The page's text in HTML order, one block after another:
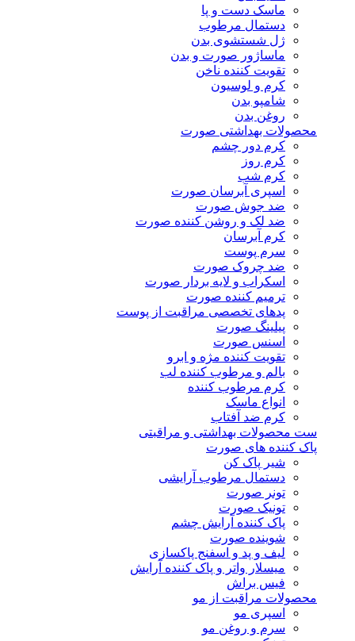
ماسک دست و پا
دستمال مرطوب
ژل شستشوی بدن
ماساژور صورت و بدن
تقویت کننده ناخن
کرم و لوسیون
شامپو بدن
روغن بدن
محصولات بهداشتی صورت
کرم دور چشم
کرم روز
کرم شب
اسپری آبرسان صورت
ضد جوش صورت
ضد لک و روشن کننده صورت
کرم آبرسان
سرم پوست
ضد چروک صورت
اسکراب و لایه بردار صورت
ترمیم کننده صورت
پدهای تخصصی مراقبت از پوست
پیلینگ صورت
اسنس صورت
تقویت کننده مژه و ابرو
بالم و مرطوب کننده لب
کرم مرطوب کننده
انواع ماسک
کرم ضد آفتاب
ست محصولات بهداشتی و مراقبتی
پاک کننده های صورت
شیر پاک کن
دستمال مرطوب آرایشی
تونر صورت
تونیک صورت
پاک کننده آرایش چشم
شوینده صورت
لیف و پد و اسفنج پاکسازی
میسلار واتر و پاک کننده آرایش
فیس براش
محصولات مراقبت از مو
اسپری مو
سرم و روغن مو